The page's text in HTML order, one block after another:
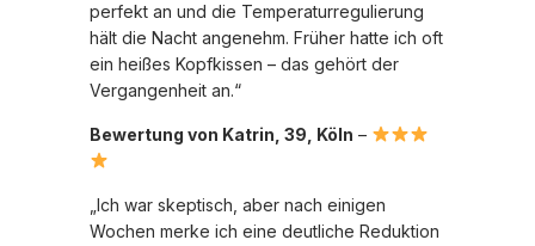
perfekt an und die Temperaturregulierung
hält die Nacht angenehm. Früher hatte ich oft
ein heißes Kopfkissen – das gehört der
Vergangenheit an.“
Bewertung von Katrin, 39, Köln –
„Ich war skeptisch, aber nach einigen
Wochen merke ich eine deutliche Reduktion